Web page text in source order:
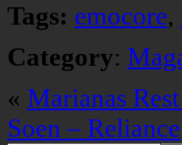
Tags: emocore,
Category:
« Marianas
Soen – Reliance